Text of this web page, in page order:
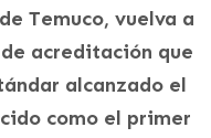
Temuco, vuelva a
acreditación que
alcanzado el
como el primer